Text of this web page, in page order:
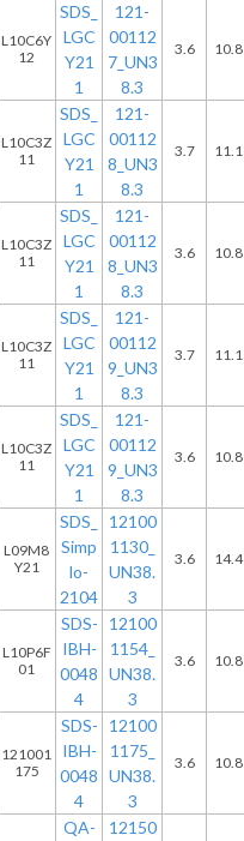
L10C6Y
12
SDS_
LGC
Y21
1
121-
00112
7_UN3
8.3
3.6 10.8
L10C3Z
11
SDS_
LGC
Y21
1
121-
00112
8_UN3
8.3
3.7 11.1
L10C3Z
11
SDS_
LGC
Y21
1
121-
00112
8_UN3
8.3
3.6 10.8
L10C3Z
11
SDS_
LGC
Y21
1
121-
00112
9_UN3
8.3
3.7 11.1
L10C3Z
11
SDS_
LGC
Y21
1
121-
00112
9_UN3
8.3
3.6 10.8
L09M8
Y21
SDS_
Simp
lo-
2104
12100
1130_
UN38.
3
3.6 14.4
L10P6F
01
SDS-
IBH-
0048
4
12100
1154_
UN38.
3
3.6 10.8
121001
175
SDS-
IBH-
0048
4
12100
1175_
UN38.
3
3.6 10.8
QA-
12150